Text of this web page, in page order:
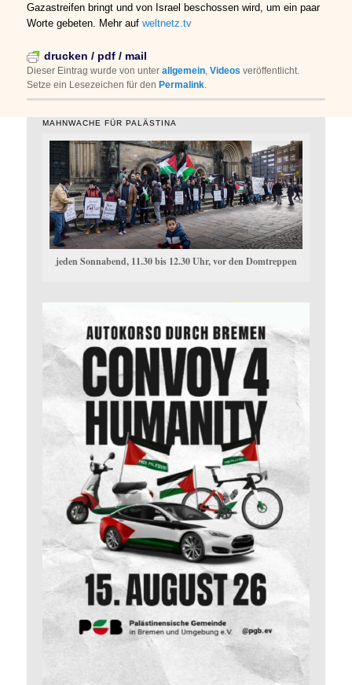
Gazastreifen bringt und von Israel beschossen wird, um ein paar
Worte gebeten. Mehr auf weltnetz.tv
drucken / pdf / mail
Dieser Eintrag wurde vonunterallgemein,Videos veröffentlicht.
Setze ein Lesezeichen für denPermalink.
MAHNWACHE FÜR PALÄSTINA
jeden Sonnabend, 11.30 bis 12.30 Uhr, vor den Domtreppen